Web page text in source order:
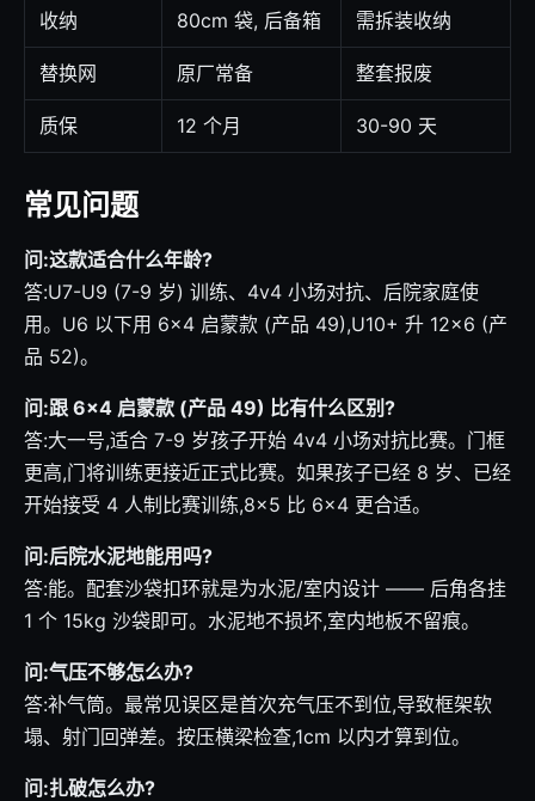
收纳 80cm 袋, 后备箱 需拆装收纳
替换网 原厂常备 整套报废
质保 12 个月 30-90 天
常见问题
问:这款适合什么年龄?
答:U7-U9 (7-9 岁) 训练、4v4 小场对抗、后院家庭使
用。U6 以下用 6×4 启蒙款 (产品 49),U10+ 升 12×6 (产
品 52)。
问:跟 6×4 启蒙款 (产品 49) 比有什么区别?
答:大一号,适合 7-9 岁孩子开始 4v4 小场对抗比赛。门框
更高,门将训练更接近正式比赛。如果孩子已经 8 岁、已经
开始接受 4 人制比赛训练,8×5 比 6×4 更合适。
问:后院水泥地能用吗?
答:能。配套沙袋扣环就是为水泥/室内设计 —— 后角各挂
1 个 15kg 沙袋即可。水泥地不损坏,室内地板不留痕。
问:气压不够怎么办?
答:补气筒。最常见误区是首次充气压不到位,导致框架软
塌、射门回弹差。按压横梁检查,1cm 以内才算到位。
问:扎破怎么办?